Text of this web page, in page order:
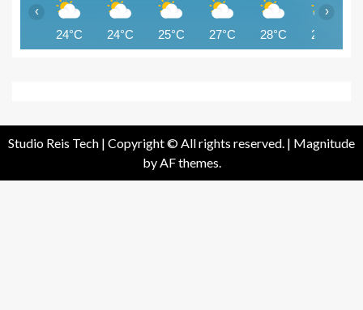
24°C 24°C 25°C 27°C 28°C 28°C
‹ ›
Studio Reis Tech | Copyright © All rights reserved. | Magnitude
by AF themes.